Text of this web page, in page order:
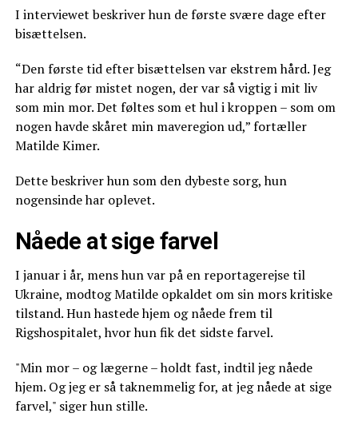
I interviewet beskriver hun de første svære dage efter
bisættelsen.
“Den første tid efter bisættelsen var ekstrem hård. Jeg
har aldrig før mistet nogen, der var så vigtig i mit liv
som min mor. Det føltes som et hul i kroppen – som om
nogen havde skåret min maveregion ud,” fortæller
Matilde Kimer.
Dette beskriver hun som den dybeste sorg, hun
nogensinde har oplevet.
Nåede at sige farvel
I januar i år, mens hun var på en reportagerejse til
Ukraine, modtog Matilde opkaldet om sin mors kritiske
tilstand. Hun hastede hjem og nåede frem til
Rigshospitalet, hvor hun fik det sidste farvel.
"Min mor – og lægerne – holdt fast, indtil jeg nåede
hjem. Og jeg er så taknemmelig for, at jeg nåede at sige
farvel," siger hun stille.